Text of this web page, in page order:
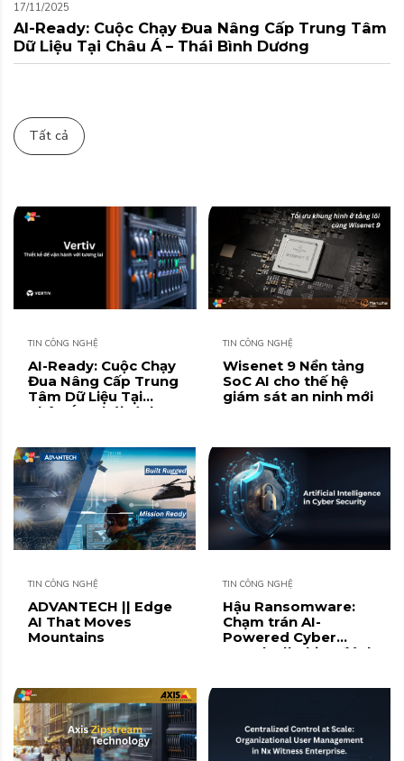
17/11/2025
AI-Ready: Cuộc Chạy Đua Nâng Cấp Trung Tâm
Dữ Liệu Tại Châu Á – Thái Bình Dương
Tất cả
TIN CÔNG NGHỆ
AI-Ready: Cuộc Chạy
Đua Nâng Cấp Trung
Tâm Dữ Liệu Tại
Châu Á – Thái Bình
TIN CÔNG NGHỆ
Wisenet 9 Nền tảng
SoC AI cho thế hệ
giám sát an ninh mới
TIN CÔNG NGHỆ
ADVANTECH || Edge
AI That Moves
Mountains
TIN CÔNG NGHỆ
Hậu Ransomware:
Chạm trán AI-
Powered Cyber
Attacks || Khi AI đánh